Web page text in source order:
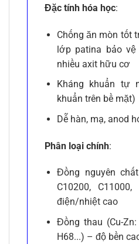
Đặc tính hóa học:
Chống ăn mòn tốt
lớp patina bảo
nhiều axit hữu cơ
Kháng khuẩn tự
khuẩn trên bề mặt)
Dễ hàn, mạ, anod
Phân loại chính:
Đồng nguyên
C10200,
điện/nhiệt cao
Đồng thau (Cu-Zn:
H68...) – độ bền